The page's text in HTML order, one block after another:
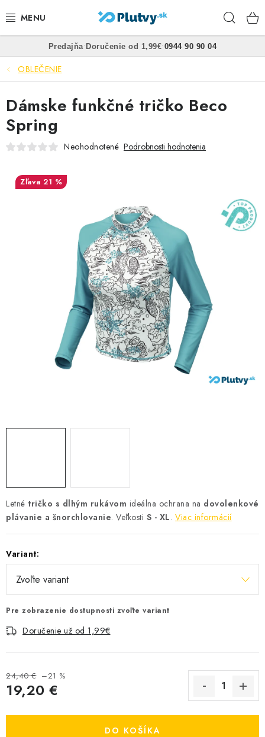
na
PLÁVANIE
ŠNORCHLOVANIE
FREEDIVING
SPEARFISHING
POTÁPANIE
HRAČKY DO VODY
PODVODNÉ SKÚTRE
TAŠKY A VAKY
Predajňa• Doručenie od 1,99€• 0944 90 90 04
OBLEČENIE
Letné tričko s dlhým rukávom ideálna ochrana na dovolenkové
plávanie a šnorchlovanie. Veľkosti S - XL. Viac informácií
Variant:
Pre zobrazenie dostupnosti zvoľte variant
Doručenie už od 1,99€
24,40 € –21 %
19,20 €
DO KOŠÍKA
Dámske funkčné tričko Beco
Spring
Neohodnotené Podrobnosti hodnotenia
21 %